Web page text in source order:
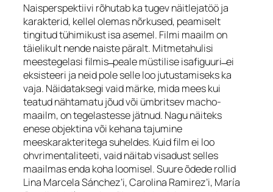
Naisperspektiivi rõhutab ka tugev näitlejatöö ja
karakterid, kellel olemas nõrkused, peamiselt
tingitud tühimikust isa asemel. Filmi maailm on
täielikult nende naiste päralt. Mitmetahulisi
meestegelasi filmis ̶ peale müstilise isafiguuri ̶ ei
eksisteeri ja neid pole selle loo jutustamiseks ka
vaja. Näidataksegi vaid märke, mida mees kui
teatud nähtamatu jõud või ümbritsevmacho-
maailm, on tegelastesse jätnud. Nagu näiteks
enese objektina või kehana tajumine
meeskarakteritega suheldes. Kuid film ei loo
ohvrimentaliteeti, vaid näitab visadust selles
maailmas enda koha loomisel. Suure õdede rollid
Lina Marcela Sánchez’i, Carolina Ramirez’i, María